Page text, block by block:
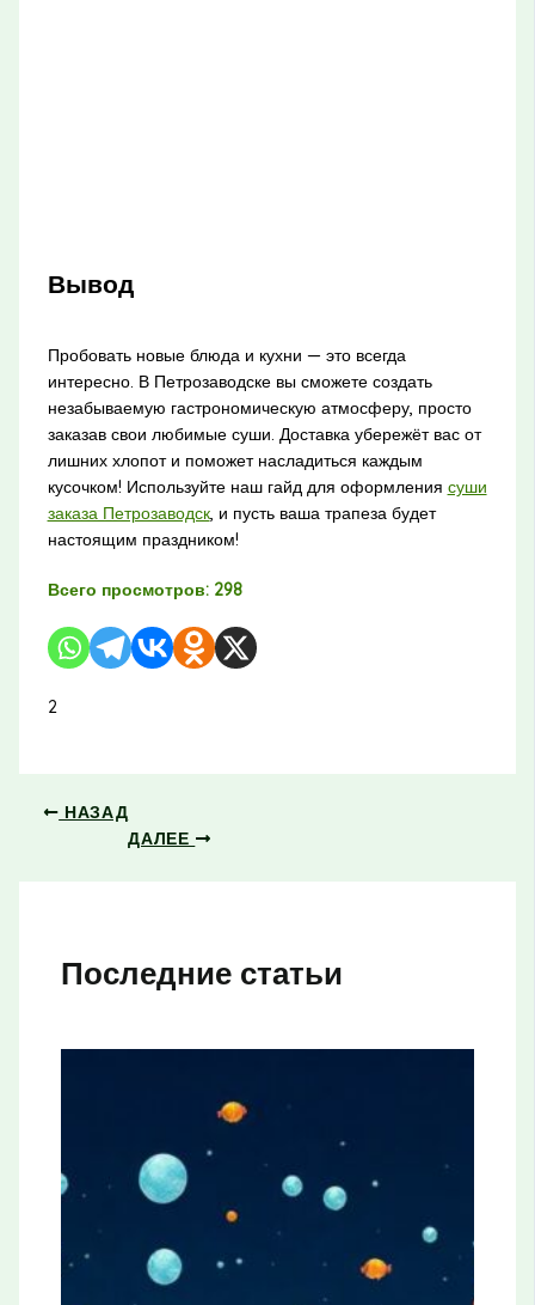
Вывод
Пробовать новые блюда и кухни — это всегда
интересно. В Петрозаводске вы сможете создать
незабываемую гастрономическую атмосферу, просто
заказав свои любимые суши. Доставка убережёт вас от
лишних хлопот и поможет насладиться каждым
кусочком! Используйте наш гайд для оформления суши
заказа Петрозаводск, и пусть ваша трапеза будет
настоящим праздником!
Всего просмотров: 298
2
НАЗАД
ДАЛЕЕ
Последние статьи